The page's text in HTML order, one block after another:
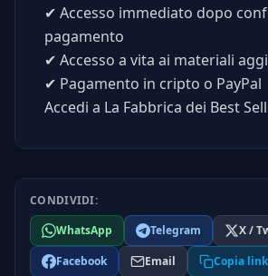
✔ Accesso immediato dopo
pagamento
✔ Accesso a vita ai materiali
✔ Pagamento in cripto o PayPal
Accedi a La Fabbrica dei Best
CONDIVIDI:
WhatsApp
Telegram
X /
Facebook
Email Copia link